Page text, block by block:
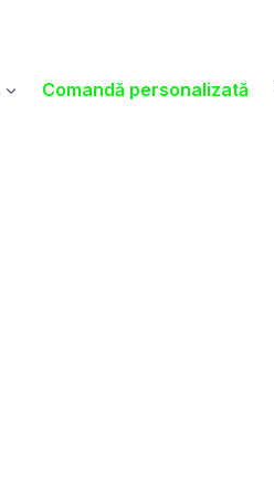
Comandă personalizată